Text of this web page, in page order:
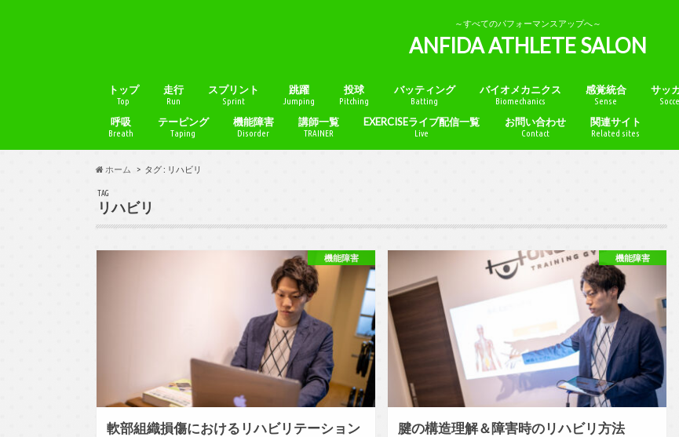
～すべてのパフォーマンスアップへ～
ANFIDA ATHLETE SALON
トップ
Top
走行
Run
スプリント
Sprint
跳躍
Jumping
投球
Pitching
バッティング
Batting
バイオメカニクス
Biomechanics
感覚統合
Sense
サッ
呼吸
Breath
テーピング
Taping
機能障害
Disorder
講師一覧
TRAINER
EXERCISEライブ配信一覧
Live
お問い合わせ
Contact
関連サイト
Related sites
ホーム タグ : リハビリ
TAG
リハビリ
機能障害
軟部組織損傷におけるリハビリテーション
機能障害
腱の構造理解＆障害時のリハビリ方法